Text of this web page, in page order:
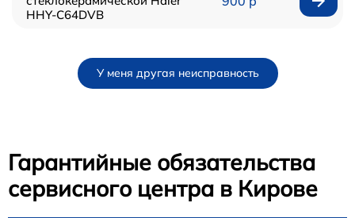
HHY-C64DVB
У меня другая неисправность
Гарантийные обязательства
сервисного центра в Кирове